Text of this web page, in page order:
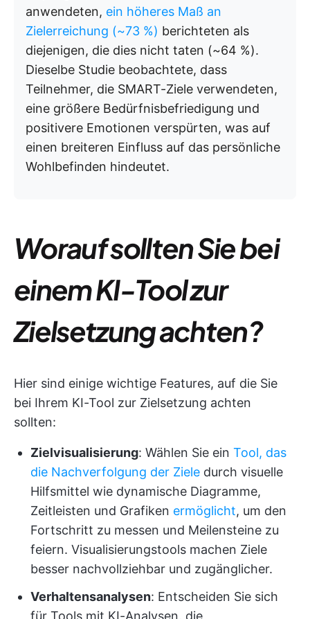
anwendeten, ein höheres Maß an
Zielerreichung (~73 %) berichteten als
diejenigen, die dies nicht taten (~64 %).
Dieselbe Studie beobachtete, dass
Teilnehmer, die SMART-Ziele verwendeten,
eine größere Bedürfnisbefriedigung und
positivere Emotionen verspürten, was auf
einen breiteren Einfluss auf das persönliche
Wohlbefinden hindeutet.
Worauf sollten Sie bei
einem KI-Tool zur
Zielsetzung achten?
Hier sind einige wichtige Features, auf die Sie
bei Ihrem KI-Tool zur Zielsetzung achten
sollten:
Zielvisualisierung: Wählen Sie ein Tool, das
die Nachverfolgung der Ziele durch visuelle
Hilfsmittel wie dynamische Diagramme,
Zeitleisten und Grafiken ermöglicht, um den
Fortschritt zu messen und Meilensteine zu
feiern. Visualisierungstools machen Ziele
besser nachvollziehbar und zugänglicher.
Verhaltensanalysen: Entscheiden Sie sich
für Tools mit KI-Analysen, die